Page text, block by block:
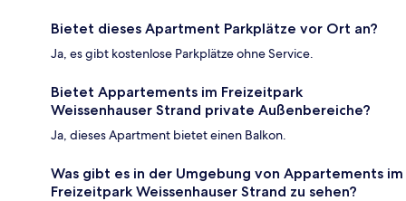
Bietet dieses Apartment Parkplätze vor Ort an?
Ja, es gibt kostenlose Parkplätze ohne Service.
Bietet Appartements im Freizeitpark
Weissenhauser Strand private Außenbereiche?
Ja, dieses Apartment bietet einen Balkon.
Was gibt es in der Umgebung von Appartements im
Freizeitpark Weissenhauser Strand zu sehen?